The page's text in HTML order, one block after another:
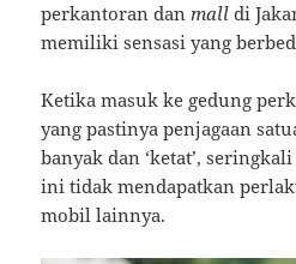
perkantoran danmalldi
memiliki sensasi yang
Ketika masuk ke gedung
yang pastinya penjagaan
banyak dan ‘ketat’,
ini tidak mendapatkan
mobil lainnya.